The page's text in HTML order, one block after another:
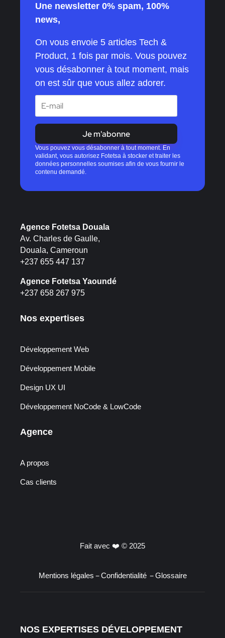
Une newsletter 0% spam, 100%
news,
On vous envoie 5 articles Tech &
Product, 1 fois par mois. Vous pouvez
vous désabonner à tout moment, mais
on est sûr que vous allez adorer.
Je m'abonne
Vous pouvez vous désabonner à tout moment. En
validant, vous autorisez Fotetsa à stocker et traiter les
données personnelles soumises afin de vous fournir le
contenu demandé.
Agence Fotetsa Douala
Av. Charles de Gaulle,
Douala, Cameroun
+237 655 447 137
Agence Fotetsa Yaoundé
+237 658 267 975
Nos expertises
Développement Web
Développement Mobile
Design UX UI
Développement NoCode & LowCode
Agence
A propos
Cas clients
Fait avec ❤️ © 2025
Mentions légales –Confidentialité–Glossaire
NOS EXPERTISES DÉVELOPPEMENT